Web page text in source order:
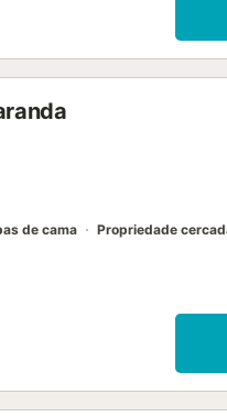
O alojamento dispõe
Adequado para famílias.
de cama
Propriedade